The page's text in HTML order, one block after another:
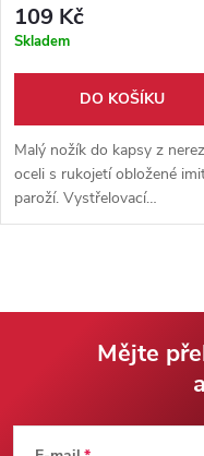
109 Kč
Skladem
DO KOŠÍKU
Malý nožík do kapsy z
oceli s rukojetí obložené
paroží. Vystřelovací
mechanizmus, jištěný
Mějte